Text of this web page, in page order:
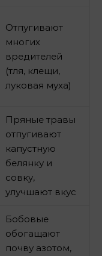
Отпугивают
многих
вредителей
(тля, клещи,
луковая муха)
Пряные травы
отпугивают
капустную
белянку и
совку,
улучшают вкус
Бобовые
обогащают
почву азотом,